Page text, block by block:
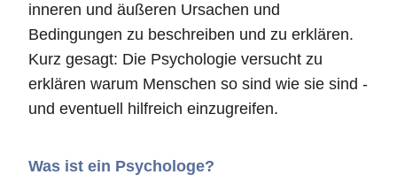
inneren und äußeren Ursachen und
Bedingungen zu beschreiben und zu erklären.
Kurz gesagt: Die Psychologie versucht zu
erklären warum Menschen so sind wie sie sind -
und eventuell hilfreich einzugreifen.
Was ist ein Psychologe?